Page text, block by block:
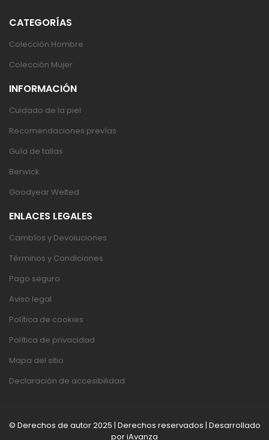
CATEGORÍAS
Colección Hombre
Colección Mujer
INFORMACIÓN
Cuidado de la piel
Recomendaciones prevías
Guía de tallas
Berwick
Goodyear Welted
ENLACES LEGALES
Cambíos y Devoluciones
Términos y Condiciones
Pago seguro
Aviso legal
Política de cookies
Política de privacidad
Mapa del sitio
Declaración de accesibilidad
© Derechos de autor 2025 | Derechos reservados | Desarrollado
poriAvanza